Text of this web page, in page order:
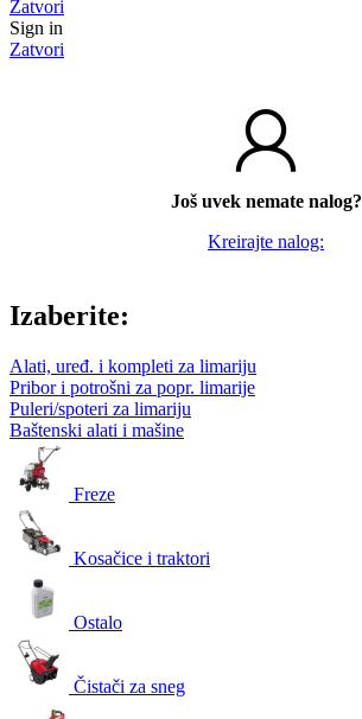
Zatvori
Sign in
Zatvori
Još uvek nemate nalog?
Kreirajte nalog:
Izaberite:
Alati, uređ. i kompleti za limariju
Pribor i potrošni za popr. limarije
Puleri/spoteri za limariju
Baštenski alati i mašine
Freze
Kosačice i traktori
Ostalo
Čistači za sneg